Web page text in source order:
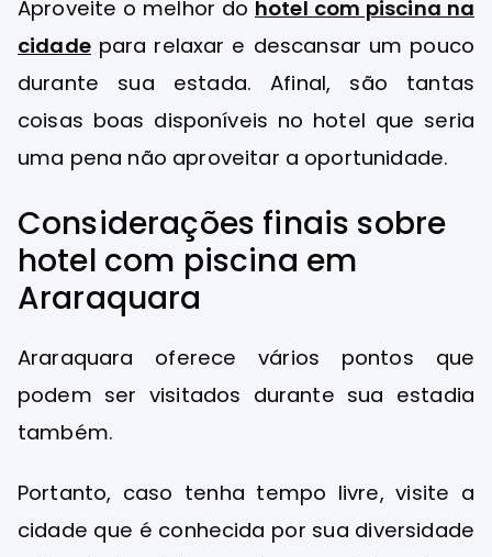
Aproveite o melhor do hotel com piscina na
cidadepara relaxar e descansar um pouco
durante sua estada. Afinal, são tantas
coisas boas disponíveis no hotel que seria
uma pena não aproveitar a oportunidade.
Considerações finais sobre
hotel com piscina em
Araraquara
Araraquara oferece vários pontos que
podem ser visitados durante sua estadia
também.
Portanto, caso tenha tempo livre, visite a
cidade que é conhecida por sua diversidade